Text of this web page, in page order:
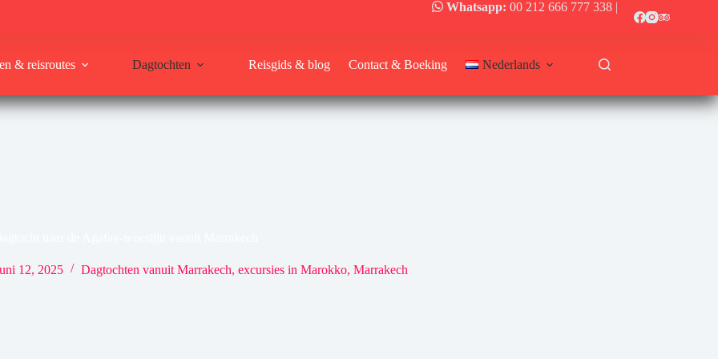
Whatsapp: 00 212 666 777 338 |
& reisroutes Dagtochten Reisgids & blog Contact & Boeking Nederlands
12, 2025 Dagtochten vanuit Marrakech,excursies in Marokko,Marrakech